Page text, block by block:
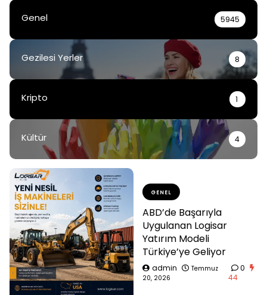
Genel 5945
Gezilesi Yerler 8
Kripto 1
Kültür 4
GENEL
ABD’de Başarıyla
Uygulanan Logisar
Yatırım Modeli
Türkiye’ye Geliyor
admin
Temmuz
20, 2026
0
44